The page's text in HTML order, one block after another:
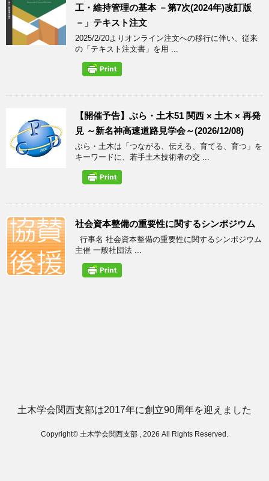
工・維持管理の基本 －第7次(2024年)改訂版
－」テキスト注文
2025/2/20よりオンライン注文への移行に伴い、従来
の「テキスト注文書」を用 ...
【開催予告】ぶら・土木51 関西 × 土木 × 再発
見 ～新名神高速道路見学会～(2026/12/08)
ぶら・土木は「つながる、伝える、育てる、育つ」を
キーワードに、若手土木技術者の交 ...
社会資本整備の重要性に関するシンポジウム
行事名 社会資本整備の重要性に関するシンポジウム
主催 一般社団法 ...
土木学会関西支部は2017年に創立90周年を迎えました
Copyright© 土木学会関西支部 , 2026 All Rights Reserved.